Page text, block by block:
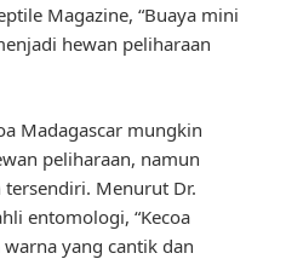
Magazine, “Buaya mini
hewan peliharaan
Madagascar mungkin
peliharaan, namun
Menurut Dr.
entomologi, “Kecoa
yang cantik dan